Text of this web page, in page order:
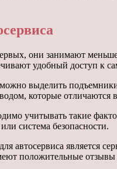
они занимают
удобный доступ к
выделить
которые
учитывать такие
система безопасности.
автосервиса является
положительные отзывы